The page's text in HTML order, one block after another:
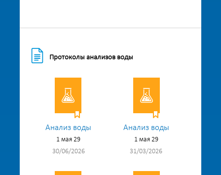
Протоколы анализов воды
Анализ воды
1 мая 29
30/06/2026
Анализ воды
1 мая 29
31/03/2026